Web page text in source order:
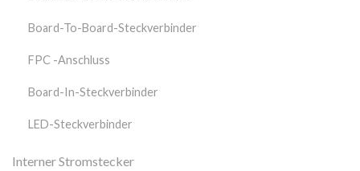
Board-To-Board-Steckverbinder
FPC -Anschluss
Board-In-Steckverbinder
LED-Steckverbinder
Interner Stromstecker